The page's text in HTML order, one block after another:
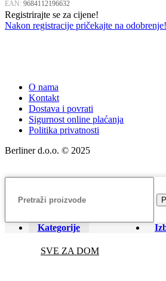
EAN: 9684112196632
Registrirajte se za cijene!
Nakon registracije pričekajte na odobrenje!
O nama
Kontakt
Dostava i povrati
Sigurnost online plaćanja
Politika privatnosti
Berliner d.o.o. © 2025
Kategorije
SVE ZA DOM